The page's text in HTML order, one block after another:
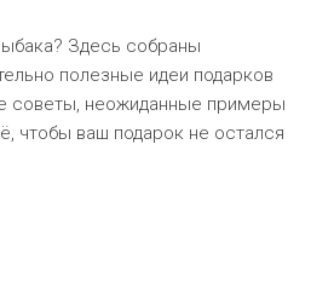
Здесь собраны
полезные идеи подарков
советы, неожиданные примеры
чтобы ваш подарок не остался